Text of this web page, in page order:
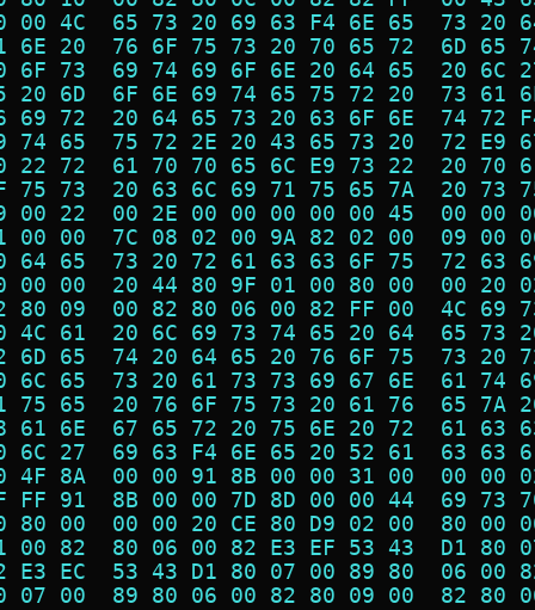
00 4C  65 73 20 69 63 F4 6E 65  73
6E 20  76 6F 75 73 20 70 65 72  6D
6F 73  69 74 69 6F 6E 20 64 65  20
20 6D  6F 6E 69 74 65 75 72 20  73
69 72  20 64 65 73 20 63 6F 6E  74
74 65  75 72 2E 20 43 65 73 20  72
22 72  61 70 70 65 6C E9 73 22  20
75 73  20 63 6C 69 71 75 65 7A  20
00 22  00 2E 00 00 00 00 00 45  00
00 00  7C 08 02 00 9A 82 02 00  09
64 65  73 20 72 61 63 63 6F 75  72
00 00  20 44 80 9F 01 00 80 00  00
80 09  00 82 80 06 00 82 FF 00  4C
4C 61  20 6C 69 73 74 65 20 64  65
6D 65  74 20 64 65 20 76 6F 75  73
6C 65  73 20 61 73 73 69 67 6E  61
75 65  20 76 6F 75 73 20 61 76  65
61 6E  67 65 72 20 75 6E 20 72  61
6C 27  69 63 F4 6E 65 20 52 61  63
4F 8A  00 00 91 8B 00 00 31 00  00
FF 91  8B 00 00 7D 8D 00 00 44  69
80 00  00 00 20 CE 80 D9 02 00  80
00 82  80 06 00 82 E3 EF 53 43  D1
E3 EC  53 43 D1 80 07 00 89 80  06
07 00  89 80 06 00 82 80 09 00  82